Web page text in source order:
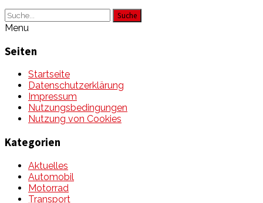
Suche
Menu
Seiten
Startseite
Datenschutzerklärung
Impressum
Nutzungsbedingungen
Nutzung von Cookies
Kategorien
Aktuelles
Automobil
Motorrad
Transport